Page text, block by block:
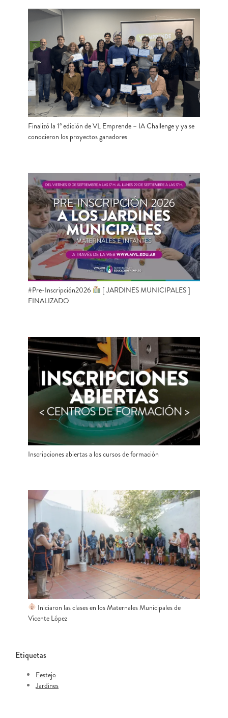
Finalizó la 1ª edición de VL Emprende – IA Challenge y ya se
conocieron los proyectos ganadores
#Pre-Inscripción2026
[ JARDINES MUNICIPALES ]
FINALIZADO
Inscripciones abiertas a los cursos de formación
Iniciaron las clases en los Maternales Municipales de
Vicente López
Etiquetas
Festejo
Jardines